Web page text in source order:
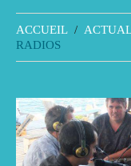
ACCUEIL
RADIOS